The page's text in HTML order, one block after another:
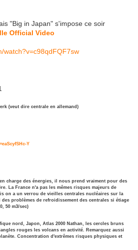
"Big in Japan" s'impose ce soir
Official Video
watch?v=c98qdFQF7sw
(veut dire centrale en allemand)
Y
charge des énergies, il nous prend vraiment pour des
La France n'a pas les mêmes risques majeurs de
on a un verrou de vieilles centrales nucléaires sur la
problèmes de refroidissement des centrales si étiage
50 m3/sec)
nord, Japon, Atlas 2000 Nathan, les cercles bruns
rouges les volcans en activité. Remarquez aussi
Concentration d'extrêmes risques physiques et